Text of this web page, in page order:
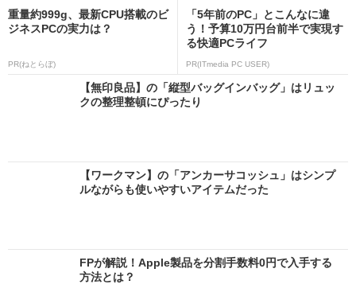
重量約999g、最新CPU搭載のビ
ジネスPCの実力は？
PR(ねとらぼ)
「5年前のPC」とこんなに違
う！予算10万円台前半で実現す
る快適PCライフ
PR(ITmedia PC USER)
【無印良品】の「縦型バッグインバッグ」はリュッ
クの整理整頓にぴったり
【ワークマン】の「アンカーサコッシュ」はシンプ
ルながらも使いやすいアイテムだった
FPが解説！Apple製品を分割手数料0円で入手する
方法とは？